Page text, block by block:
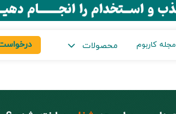
مجله کاربوم محصولات